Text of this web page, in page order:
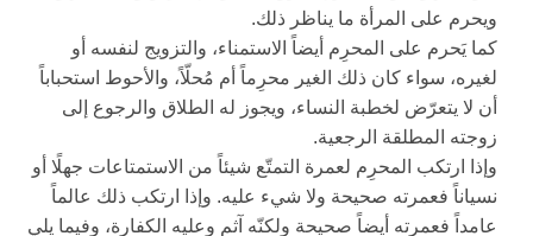
ويحرم على المرأة ما يناظر ذلك.
كما يَحرم على المحرِم أيضاً الاستمناء، والتزويج لنفسه أو
لغيره، سواء كان ذلك الغير محرِماً أم مُحلّاً، والأحوط استحباباً
أن لا يتعرّض لخطبة النساء، ويجوز له الطلاق والرجوع إلى
زوجته المطلقة الرجعية.
وإذا ارتكب المحرِم لعمرة التمتّع شيئاً من الاستمتاعات جهلًا أو
نسياناً فعمرته صحيحة ولا شي‏ء عليه. وإذا ارتكب ذلك عالماً
عامداً فعمرته أيضاً صحيحة ولكنّه آثم وعليه الكفارة، وفيما يلي